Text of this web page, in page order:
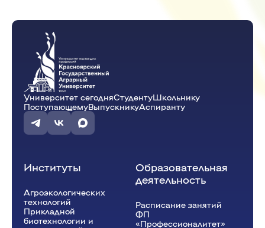
Университет сегодняСтудентуШкольнику
ПоступающемуВыпускникуАспиранту
Институты
Агроэкологических
технологий
Прикладной
биотехнологии и
Образовательная
деятельность
Расписание занятий
ФП
«Профессионалитет»